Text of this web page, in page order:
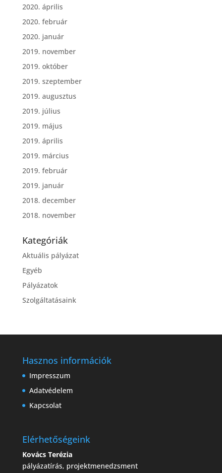
2020. április
2020. február
2020. január
2019. november
2019. október
2019. szeptember
2019. augusztus
2019. július
2019. május
2019. április
2019. március
2019. február
2019. január
2018. december
2018. november
Kategóriák
Aktuális pályázat
Egyéb
Pályázatok
Szolgáltatásaink
Hasznos információk
Impresszum
Adatvédelem
Kapcsolat
Elérhetőségeink
Kovács Terézia
pályázatírás, projektmenedzsment